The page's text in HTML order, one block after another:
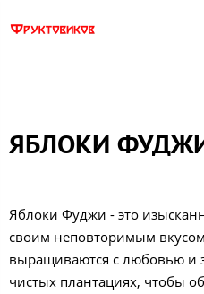
ЯБЛОКИ
Яблоки Фуджи - это
своим неповторимым
выращиваются с любовью и
чистых плантациях, чтобы